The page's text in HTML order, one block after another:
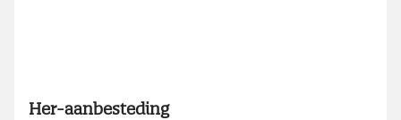
Her-aanbesteding